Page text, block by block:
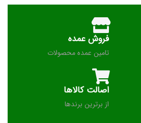
فروش عمده
تامین عمده محصولات
اصالت کالاها
از برترین برندها